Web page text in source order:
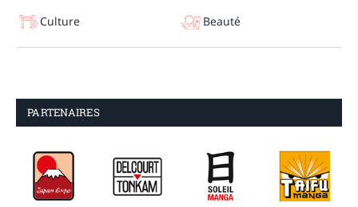
Culture Beauté
PARTENAIRES